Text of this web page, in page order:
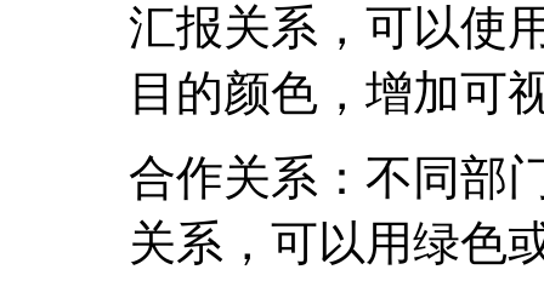
汇报关系，可以使
目的颜色，增加可
合作关系：不同部
关系，可以用绿色